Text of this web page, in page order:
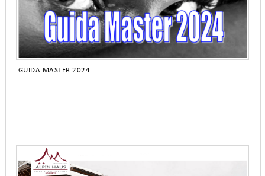
DLF Nazionale
Area soci
Contatti
GUIDA MASTER 2024